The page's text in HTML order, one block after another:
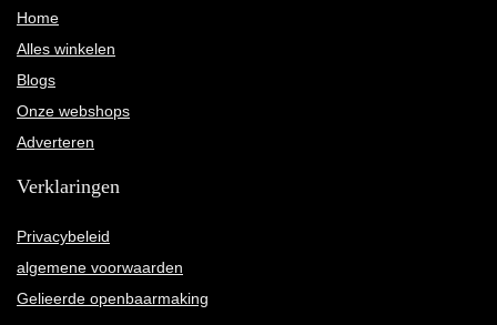
Home
Alles winkelen
Blogs
Onze webshops
Adverteren
Verklaringen
Privacybeleid
algemene voorwaarden
Gelieerde openbaarmaking